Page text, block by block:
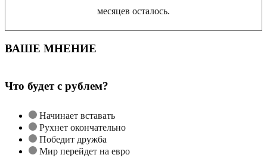
месяцев осталось.
ВАШЕ МНЕНИЕ
Что будет с рублем?
Начинает вставать
Рухнет окончательно
Победит дружба
Мир перейдет на евро